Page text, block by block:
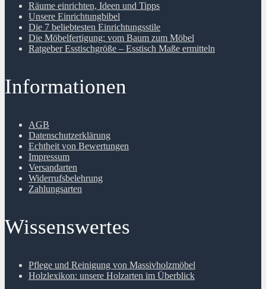
Räume einrichten, Ideen und Tipps
Unsere Einrichtungbibel
Die 7 beliebtesten Einrichtungsstile
Die Möbelfertigung: vom Baum zum Möbel
Ratgeber Esstischgröße – Esstisch Maße ermitteln
Informationen
AGB
Datenschutzerklärung
Echtheit von Bewertungen
Impressum
Versandarten
Widerrufsbelehrung
Zahlungsarten
Wissenswertes
Pflege und Reinigung von Massivholzmöbel
Holzlexikon: unsere Holzarten im Überblick